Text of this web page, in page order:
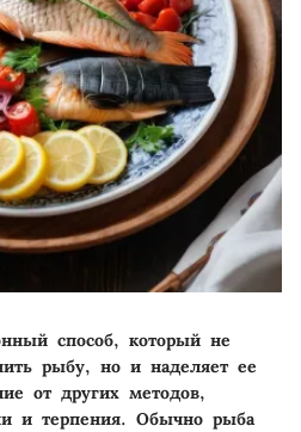
способ, который не
рыбу, но и наделяет ее
от других методов,
и терпения. Обычно рыба